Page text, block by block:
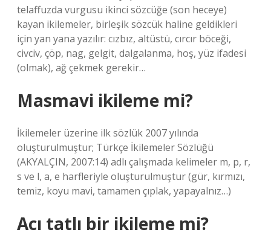
telaffuzda vurgusu ikinci sözcüğe (son heceye)
kayan ikilemeler, birleşik sözcük haline geldikleri
için yan yana yazılır: cızbız, altüstü, cırcır böceği,
civciv, çöp, nag, gelgit, dalgalanma, hoş, yüz ifadesi
(olmak), ağ çekmek gerekir…
Masmavi ikileme mi?
İkilemeler üzerine ilk sözlük 2007 yılında
oluşturulmuştur; Türkçe İkilemeler Sözlüğü
(AKYALÇIN, 2007:14) adlı çalışmada kelimeler m, p, r,
s ve l, a, e harfleriyle oluşturulmuştur (gür, kırmızı,
temiz, koyu mavi, tamamen çıplak, yapayalnız…)
Acı tatlı bir ikileme mi?